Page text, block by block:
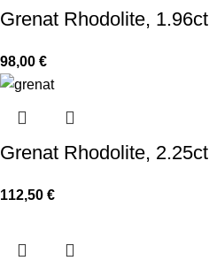
Grenat Rhodolite, 1.96ct
98,00 €
Grenat Rhodolite, 2.25ct
112,50 €